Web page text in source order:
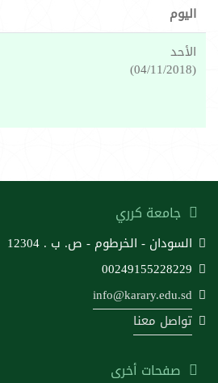
اليوم
الأحد
(04/11/2018)
جامعة كرري
السودان - الخرطوم - ص. ب . 12304
00249155228229
info@karary.edu.sd
تواصل معنا
صفحات أخرى